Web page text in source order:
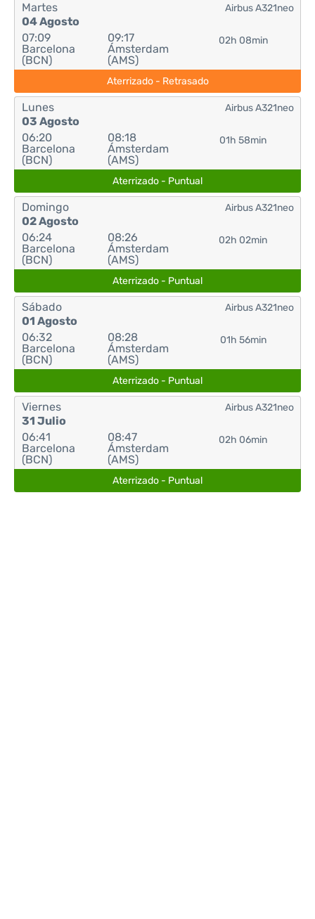
Martes
04 Agosto
07:09
Barcelona
(BCN)
09:17
Ámsterdam
(AMS)
02h 08min
Airbus A321neo
Aterrizado - Retrasado
Lunes
03 Agosto
06:20
Barcelona
(BCN)
08:18
Ámsterdam
(AMS)
01h 58min
Airbus A321neo
Aterrizado - Puntual
Domingo
02 Agosto
06:24
Barcelona
(BCN)
08:26
Ámsterdam
(AMS)
02h 02min
Airbus A321neo
Aterrizado - Puntual
Sábado
01 Agosto
06:32
Barcelona
(BCN)
08:28
Ámsterdam
(AMS)
01h 56min
Airbus A321neo
Aterrizado - Puntual
Viernes
31 Julio
06:41
Barcelona
(BCN)
08:47
Ámsterdam
(AMS)
02h 06min
Airbus A321neo
Aterrizado - Puntual